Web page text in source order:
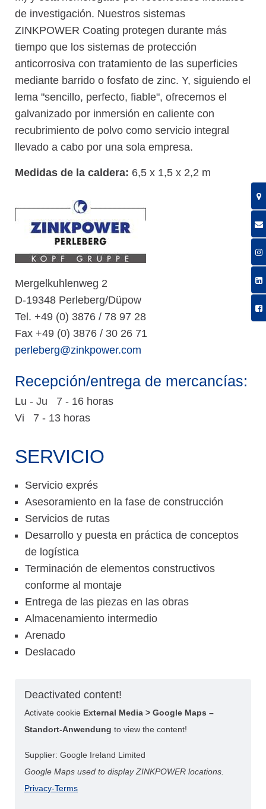
de investigación. Nuestros sistemas
ZINKPOWER Coating protegen durante más
tiempo que los sistemas de protección
anticorrosiva con tratamiento de las superficies
mediante barrido o fosfato de zinc. Y, siguiendo el
lema "sencillo, perfecto, fiable", ofrecemos el
galvanizado por inmersión en caliente con
recubrimiento de polvo como servicio integral
llevado a cabo por una sola empresa.
Medidas de la caldera: 6,5 x 1,5 x 2,2 m
Mergelkuhlenweg 2
D-19348 Perleberg/Düpow
Tel. +49 (0) 3876 / 78 97 28
Fax +49 (0) 3876 / 30 26 71
perleberg@zinkpower.com
Recepción/entrega de mercancías:
Lu - Ju 7 - 16 horas
Vi 7 - 13 horas
SERVICIO
Servicio exprés
Asesoramiento en la fase de construcción
Servicios de rutas
Desarrollo y puesta en práctica de conceptos
de logística
Terminación de elementos constructivos
conforme al montaje
Entrega de las piezas en las obras
Almacenamiento intermedio
Arenado
Deslacado
Deactivated content!
Activate cookie External Media > Google Maps –
Standort-Anwendung to view the content!
Supplier: Google Ireland Limited
Google Maps used to display ZINKPOWER locations.
Privacy-Terms